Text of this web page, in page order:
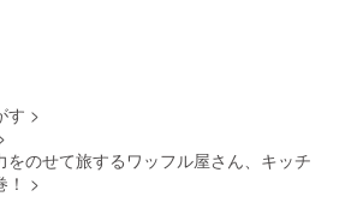
す。 ※
す >
をのせて旅するワッフル屋さん、キッチ
>